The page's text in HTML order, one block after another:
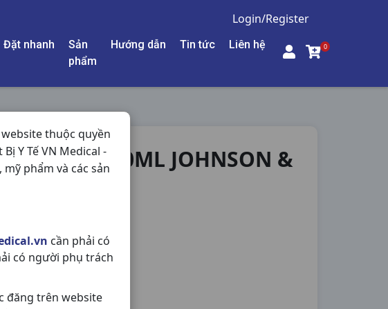
Login/Register
Đặt nhanh
Sản
phẩm
Hướng dẫn Tin tức Liên hệ 0
website thuộc quyền
Y Tế VN Medical -
phẩm và các sản
cần phải có
có người phụ trách
đăng trên website
TEA C250ML JOHNSON &
Phẩm,